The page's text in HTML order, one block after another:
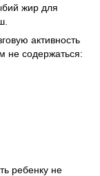
жир для
активность
не содержаться:
ребенку не